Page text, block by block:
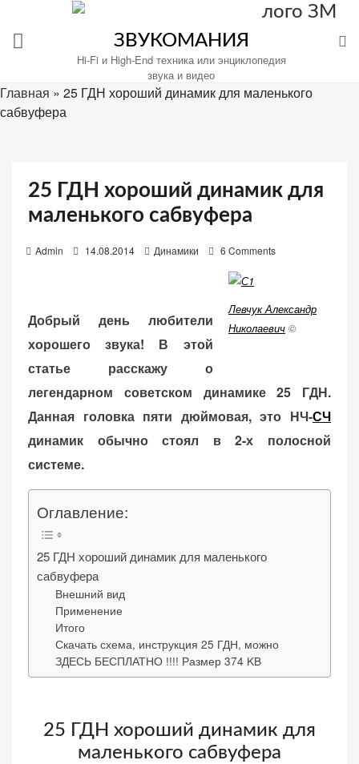
содержимому
ЗВУКОМАНИЯ
Hi-Fi и High-End техника или энциклопедия
звука и видео
Главная » 25 ГДН хороший динамик для маленького
сабвуфера
25 ГДН хороший динамик для
маленького сабвуфера
Admin
e
d
14.08.2014 Динамики 6 Comments
Левчук Александр
Николаевич ©
Добрый день любители
хорошего звука! В этой
статье расскажу о
легендарном советском динамике 25 ГДН.
Данная головка пяти дюймовая, это НЧ-СЧ
динамик обычно стоял в 2-х полосной
системе.
Оглавление:
25 ГДН хороший динамик для маленького
сабвуфера
Внешний вид
Применение
Итого
Скачать схема, инструкция 25 ГДН, можно
ЗДЕСЬ БЕСПЛАТНО !!!! Размер 374 KB
25 ГДН хороший динамик для
маленького сабвуфера
все»
«Настройки
cookie»
для
Звукомания.
Обязательные
(технические)
Необходимы для
работы сайта.
Сохраняют
настройки,
корзину,
авторизацию. Они
веб-сайта.